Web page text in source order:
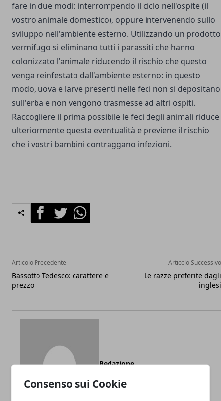
Consenso sui Cookie
fare in due modi: interrompendo il ciclo nell'ospite (il
vostro animale domestico), oppure intervenendo sullo
sviluppo nell'ambiente esterno. Utilizzando un prodotto
vermifugo si eliminano tutti i parassiti che hanno
colonizzato l'animale riducendo il rischio che questo
venga reinfestato dall'ambiente esterno: in questo
modo, uova e larve presenti nelle feci non si depositano
sull'erba e non vengono trasmesse ad altri ospiti.
Raccogliere il prima possibile le feci degli animali riduce
ulteriormente questa eventualità e previene il rischio
che i vostri bambini contraggano infezioni.
FacebookTwitterWhatsapp
Articolo Precedente
Bassotto Tedesco: carattere e
prezzo
Articolo Successivo
Le razze preferite dagli
inglesi
Redazione